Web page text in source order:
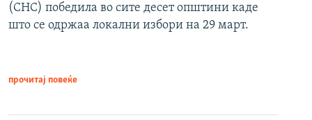
(СНС) победила во сите десет општини каде
што се одржаа локални избори на 29 март.
прочитај повеќе